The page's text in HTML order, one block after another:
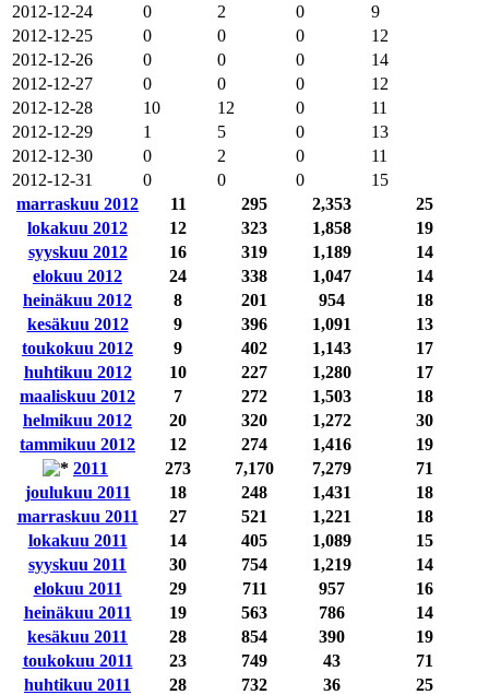
2012-12-24
0 2 0
9
2012-12-25
0 0 0
12
2012-12-26
0 0 0
14
2012-12-27
0 0 0
12
2012-12-28
10 12 0
11
2012-12-29
1 5 0
13
2012-12-30
0 2 0
11
2012-12-31
0 0 0
15
marraskuu 2012
11 295 2,353
25
lokakuu 2012
12 323 1,858
19
syyskuu 2012
16 319 1,189
14
elokuu 2012
24 338 1,047
14
heinäkuu 2012
8 201 954
18
kesäkuu 2012
9 396 1,091
13
toukokuu 2012
9 402 1,143
17
huhtikuu 2012
10 227 1,280
17
maaliskuu 2012
7 272 1,503
18
helmikuu 2012
20 320 1,272
30
tammikuu 2012
12 274 1,416
19
2011
273 7,170 7,279
71
joulukuu 2011
18 248 1,431
18
marraskuu 2011
27 521 1,221
18
lokakuu 2011
14 405 1,089
15
syyskuu 2011
30 754 1,219
14
elokuu 2011
29 711 957
16
heinäkuu 2011
19 563 786
14
kesäkuu 2011
28 854 390
19
toukokuu 2011
23 749 43
71
huhtikuu 2011
28 732 36
25